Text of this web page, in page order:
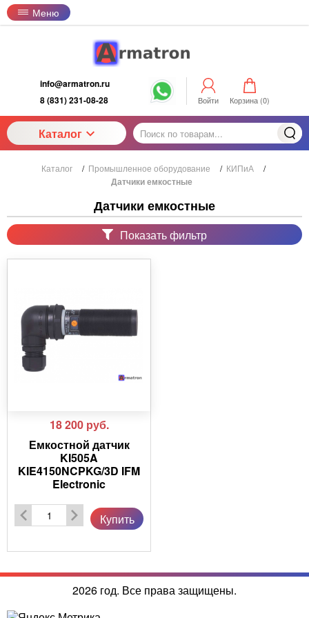
Меню
info@armatron.ru
8 (831) 231-08-28
Войти Корзина (0)
Каталог
Каталог / Промышленное оборудование / КИПиА /
Датчики емкостные
Датчики емкостные
Показать фильтр
18 200 руб.
Емкостной датчик
KI505A
KIE4150NCPKG/3D IFM
Electronic
Купить
2026 год. Все права защищены.